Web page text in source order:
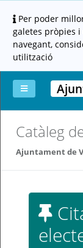
Per poder
galetes pròpies
navegant,
utilització
meva
documentació
ciutadana
administracions)
Catàleg
Ajuntament de